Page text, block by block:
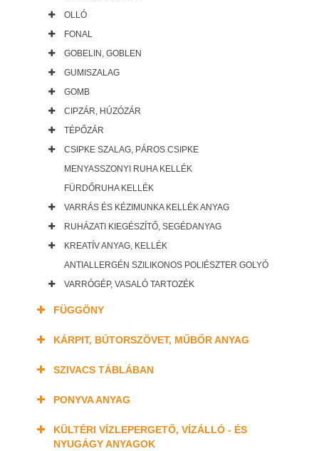
OLLÓ
FONAL
GOBELIN, GOBLEN
GUMISZALAG
GOMB
CIPZÁR, HÚZÓZÁR
TÉPŐZÁR
CSIPKE SZALAG, PÁROS CSIPKE
MENYASSZONYI RUHA KELLÉK
FÜRDŐRUHA KELLÉK
VARRÁS ÉS KÉZIMUNKA KELLÉK ANYAG
RUHÁZATI KIEGÉSZÍTŐ, SEGÉDANYAG
KREATÍV ANYAG, KELLÉK
ANTIALLERGÉN SZILIKONOS POLIÉSZTER GOLYÓ
VARRÓGÉP, VASALÓ TARTOZÉK
FÜGGÖNY
KÁRPIT, BÚTORSZÖVET, MŰBŐR ANYAG
SZIVACS TÁBLÁBAN
PONYVA ANYAG
KÜLTÉRI VÍZLEPERGETŐ, VÍZÁLLÓ - ÉS
NYUGÁGY ANYAGOK